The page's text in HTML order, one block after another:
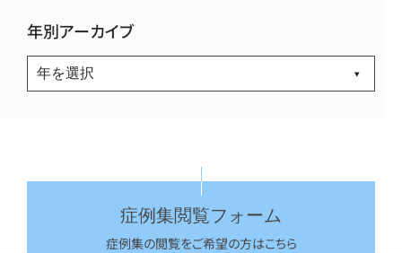
年別アーカイブ
症例集閲覧フォーム
症例集の閲覧をご希望の方はこちら